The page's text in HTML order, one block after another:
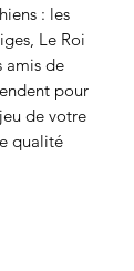
: les
Le Roi
amis de
pour
de votre
qualité